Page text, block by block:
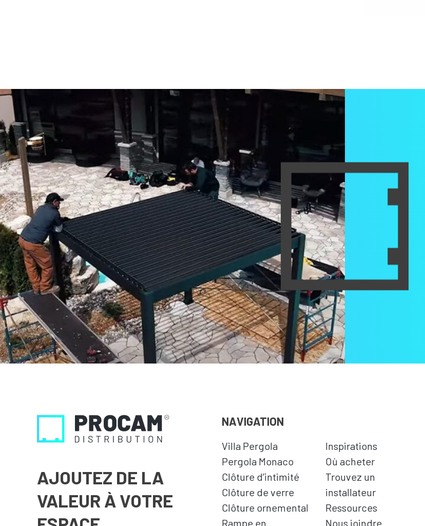
AJOUTEZ DE LA
VALEUR À VOTRE
NAVIGATION
Villa Pergola
Pergola Monaco
Clôture d’intimité
Clôture de verre
Clôture ornemental
Rampe en
Inspirations
Où acheter
Trouvez un
installateur
Ressources
Nous joindre